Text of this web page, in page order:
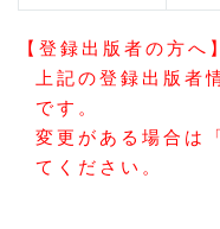
【登録出版者の方へ】
上記の登録出版者
です。
変更がある場合は
てください。